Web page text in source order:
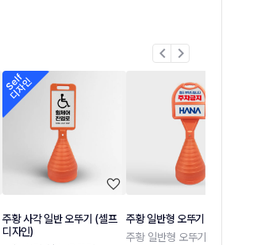
주황 사각 일반 오뚜기 (셀프
디자인)
주황 일반형 오뚜기
주황 일반형 오뚜기
chevron_left chevron_right